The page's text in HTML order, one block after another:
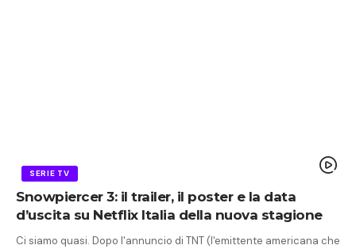
SERIE TV
Snowpiercer 3: il trailer, il poster e la data
d’uscita su Netflix Italia della nuova stagione
Ci siamo quasi. Dopo l'annuncio di TNT (l'emittente americana che